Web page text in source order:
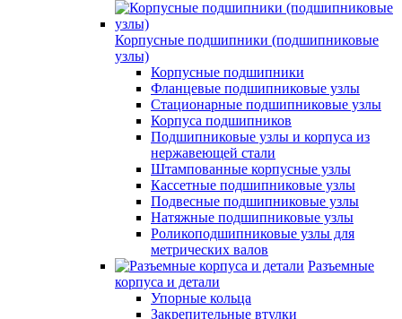
Корпусные подшипники (подшипниковые
узлы)
Корпусные подшипники
Фланцевые подшипниковые узлы
Стационарные подшипниковые узлы
Корпуса подшипников
Подшипниковые узлы и корпуса из
нержавеющей стали
Штампованные корпусные узлы
Кассетные подшипниковые узлы
Подвесные подшипниковые узлы
Натяжные подшипниковые узлы
Роликоподшипниковые узлы для
метрических валов
Разъемные
корпуса и детали
Упорные кольца
Закрепительные втулки